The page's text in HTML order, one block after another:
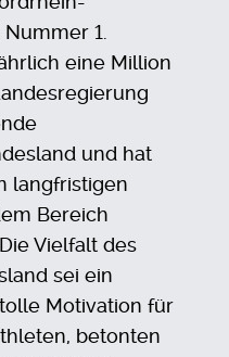
1.
eine Million
und hat
langfristigen
Bereich
Vielfalt des
sei ein
Motivation für
betonten